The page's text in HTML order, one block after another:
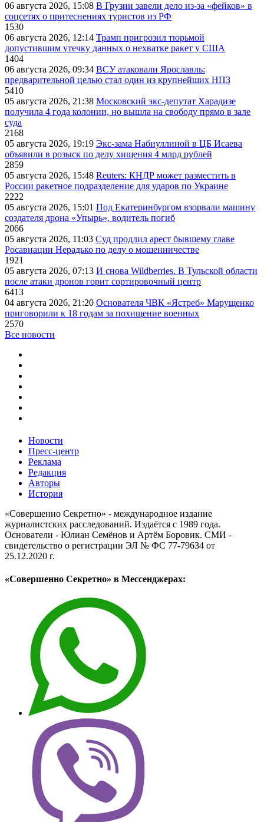
06 августа 2026, 15:08 В Грузии завели дело из-за «фейков» в
соцсетях о притеснениях туристов из РФ
1530
06 августа 2026, 12:14 Трамп пригрозил тюрьмой
допустившим утечку данных о нехватке ракет у США
1404
06 августа 2026, 09:34 ВСУ атаковали Ярославль:
предварительной целью стал один из крупнейших НПЗ
5410
05 августа 2026, 21:38 Московский экс-депутат Харадизе
получила 4 года колонии, но вышла на свободу прямо в зале
суда
2168
05 августа 2026, 19:19 Экс-зама Набиуллиной в ЦБ Исаева
объявили в розыск по делу хищения 4 млрд рублей
2859
05 августа 2026, 15:48 Reuters: КНДР может разместить в
России ракетное подразделение для ударов по Украине
2222
05 августа 2026, 15:01 Под Екатеринбургом взорвали машину
создателя дрона «Упырь», водитель погиб
2066
05 августа 2026, 11:03 Суд продлил арест бывшему главе
Росавиации Нерадько по делу о мошенничестве
1921
05 августа 2026, 07:13 И снова Wildberries. В Тульской области
после атаки дронов горит сортировочный центр
6413
04 августа 2026, 21:20 Основателя ЧВК «Ястреб» Марущенко
приговорили к 18 годам за похищение военных
2570
Все новости
Новости
Пресс-центр
Реклама
Редакция
Авторы
История
«Совершенно Секретно» - международное издание
журналистских расследований. Издаётся с 1989 года.
Основатели - Юлиан Семёнов и Артём Боровик. CМИ -
свидетельство о регистрации ЭЛ № ФС 77-79634 от
25.12.2020 г.
«Совершенно Секретно» в Мессенджерах: